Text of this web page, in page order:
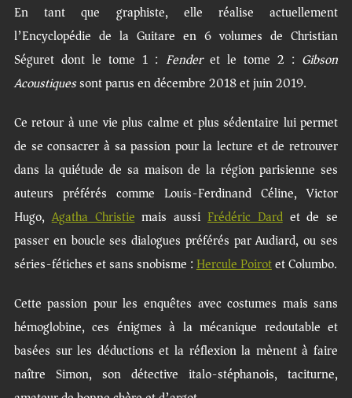
En tant que graphiste, elle réalise actuellement
l’Encyclopédie de la Guitare en 6 volumes de Christian
Séguret dont le tome 1 : Fenderet le tome 2 : Gibson
Acoustiquessont parus en décembre 2018 et juin 2019.
Ce retour à une vie plus calme et plus sédentaire lui permet
de se consacrer à sa passion pour la lecture et de retrouver
dans la quiétude de sa maison de la région parisienne ses
auteurs préférés comme Louis-Ferdinand Céline, Victor
Hugo,Agatha Christiemais aussi Frédéric Dardet de se
passer en boucle ses dialogues préférés par Audiard, ou ses
séries-fétiches et sans snobisme :Hercule Poirotet Columbo.
Cette passion pour les enquêtes avec costumes mais sans
hémoglobine, ces énigmes à la mécanique redoutable et
basées sur les déductions et la réflexion la mènent à faire
naître Simon, son détective italo-stéphanois, taciturne,